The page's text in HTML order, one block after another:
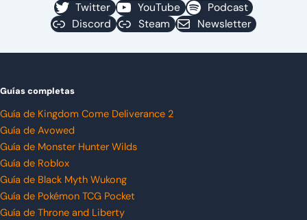
Twitter YouTube
Podcast
Discord
Steam Newsletter
Guías completas
Guía de Kingdom Come Deliverance 2
Guía de Avowed
Guía de Monster Hunter Wilds
Guía de Roblox
Guía de Black Myth Wukong
Guía de Pokémon TCG Pocket
Guía de Throne and Liberty